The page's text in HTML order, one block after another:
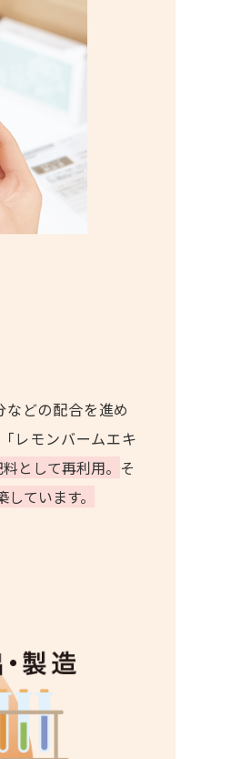
どの配合を進め
レモンバームエキ
として再利用。 そ
ています。